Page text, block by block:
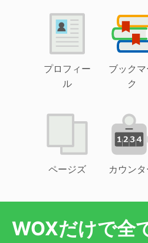
プロフィー
ル
ブックマ
ク
ページズ カウンタ
WOXだけで全